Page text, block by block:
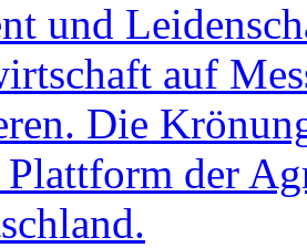
und
auf
Die
der